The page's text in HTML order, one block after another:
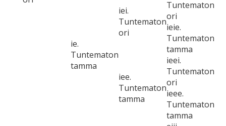
ie.
Tuntematon
tamma
iei.
Tuntematon
ori
Tuntematon
ori
ieie.
Tuntematon
tamma
iee.
Tuntematon
tamma
ieei.
Tuntematon
ori
ieee.
Tuntematon
tamma